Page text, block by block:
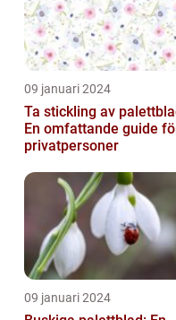
09 januari 2024
Ta stickling av
En omfattande guide
privatpersoner
09 januari 2024